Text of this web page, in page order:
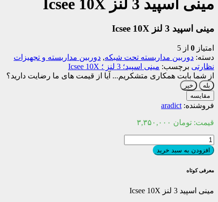
مینی اسپید 3 لنز Icsee 10X
مینی اسپید 3 لنز Icsee 10X
امتیاز 0 از 5
دسته: دوربین مداربسته تحت شبکه, دوربین مداربسته و تجهیزات
نظارتی برچسب: مینی اسپید؛ 3 لنز ؛ Icsee 10X
از شما بابت همکاری متشکریم... آیا از قیمت های ما رضایت دارید؟
بله
خیر
مقایسه
فروشنده: aradict
قیمت: تومان
مینی
اسپید
3
Icsee
عدد
افزودن به سبد خرید
معرفی کوتاه
مینی اسپید 3 لنز Icsee 10X